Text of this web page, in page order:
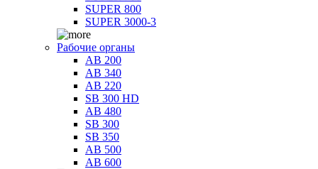
SUPER 800
SUPER 3000-3
Рабочие органы
AB 200
AB 340
AB 220
SB 300 HD
AB 480
SB 300
SB 350
AB 500
AB 600